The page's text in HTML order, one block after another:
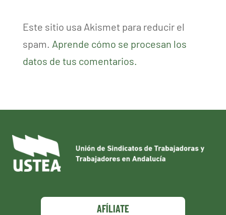
Este sitio usa Akismet para reducir el
spam. Aprende cómo se procesan los
datos de tus comentarios.
AFÍLIATE